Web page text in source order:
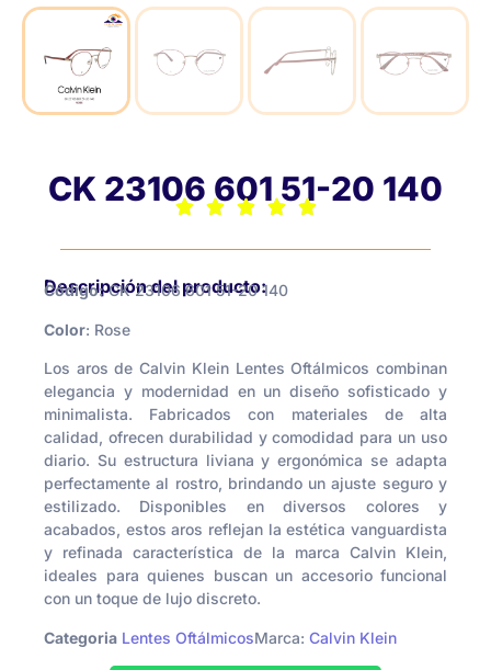
CK 23106 601 51-20 140
Descripción del producto:
Código:CK 23106 601 51-20 140
Color: Rose
Los aros de Calvin Klein Lentes Oftálmicos combinan
elegancia y modernidad en un diseño sofisticado y
minimalista. Fabricados con materiales de alta
calidad, ofrecen durabilidad y comodidad para un uso
diario. Su estructura liviana y ergonómica se adapta
perfectamente al rostro, brindando un ajuste seguro y
estilizado. Disponibles en diversos colores y
acabados, estos aros reflejan la estética vanguardista
y refinada característica de la marca Calvin Klein,
ideales para quienes buscan un accesorio funcional
con un toque de lujo discreto.
Categoria Lentes OftálmicosMarca: Calvin Klein